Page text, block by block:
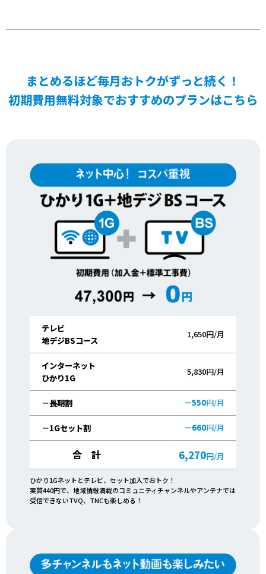
まとめるほど毎月おトクがずっと続く！
初期費用無料対象でおすすめのプランはこちら
テレビ
地デジBSコース
1,650円/月
インターネット
ひかり1G
5,830円/月
－長期割 －550円/月
－1Gセット割 －660円/月
合 計 6,270円/月
ひかり1Gネットとテレビ、セット加入でおトク！
実質440円で、地域情報満載のコミュニティチャンネルやアンテナでは
受信できないTVQ、TNCも楽しめる！